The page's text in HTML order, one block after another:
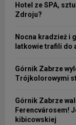
Hotel ze SPA,
Zdroju?
Nocna kradzież i
latkowie trafili do
Górnik Zabrze
Trójkolorowymi
Górnik Zabrze
Ferencvárosem!
kibicowskiej